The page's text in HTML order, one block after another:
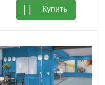
Купить